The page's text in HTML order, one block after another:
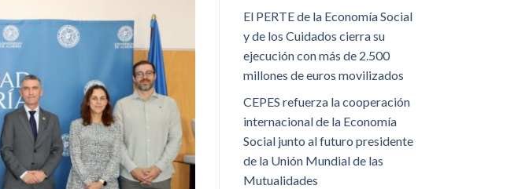
El PERTE de la Economía Social
y de los Cuidados cierra su
ejecución con más de 2.500
millones de euros movilizados
CEPES refuerza la cooperación
internacional de la Economía
Social junto al futuro presidente
de la Unión Mundial de las
Mutualidades